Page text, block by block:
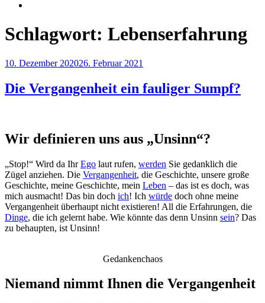
Schlagwort: Lebenserfahrung
Veröffentlicht
10. Dezember 202026. Februar 2021
Die Vergangenheit ein fauliger Sumpf?
Wir definieren uns aus „Unsinn“?
„Stop!“ Wird da IhrEgo laut rufen, werden Sie gedanklich die
Zügel anziehen. Die Vergangenheit, die Geschichte, unsere große
Geschichte, meine Geschichte, mein Leben – das ist es doch, was
mich ausmacht! Das bin doch ich! Ich würde doch ohne meine
Vergangenheit überhaupt nicht existieren! All die Erfahrungen, die
Dinge, die ich gelernt habe. Wie könnte das denn Unsinn sein? Das
zu behaupten, ist Unsinn!
Gedankenchaos
Niemand nimmt Ihnen die Vergangenheit